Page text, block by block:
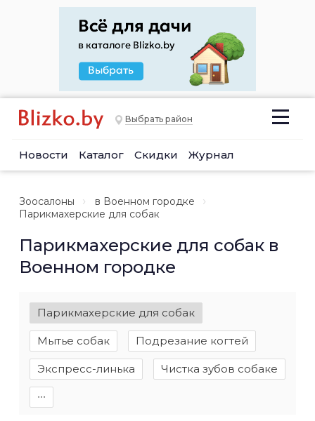
Выбрать район
Новости Каталог Скидки Журнал
Зоосалоны
в Военном городке
Парикмахерские для собак
Парикмахерские для собак в
Военном городке
Парикмахерские для собак
Мытье собак Подрезание когтей
Экспресс-линька Чистка зубов собаке
∙∙∙